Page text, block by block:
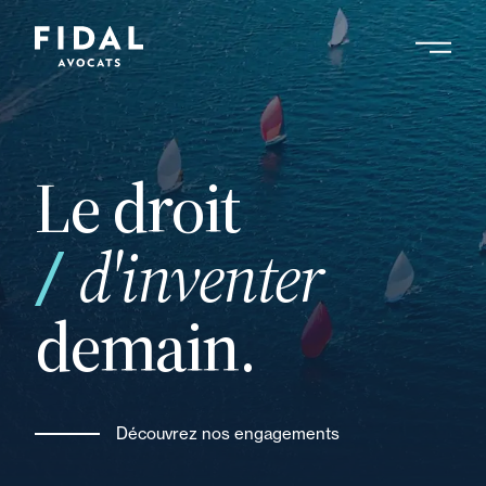
Aller
au
contenu
principalRechercher un mot clé, un professionnel ....
Le droit
d'inventer
demain.
Découvrez nos engagements